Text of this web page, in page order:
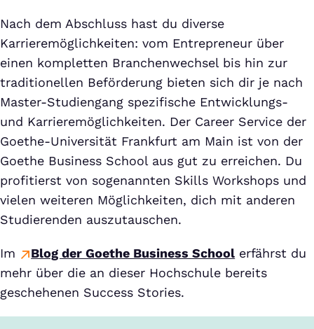
Nach dem Abschluss hast du diverse
Karrieremöglichkeiten: vom Entrepreneur über
einen kompletten Branchenwechsel bis hin zur
traditionellen Beförderung bieten sich dir je nach
Master-Studiengang spezifische Entwicklungs-
und Karrieremöglichkeiten. Der Career Service der
Goethe-Universität Frankfurt am Main ist von der
Goethe Business School aus gut zu erreichen. Du
profitierst von sogenannten Skills Workshops und
vielen weiteren Möglichkeiten, dich mit anderen
Studierenden auszutauschen.
Im Blog der Goethe Business School erfährst du
mehr über die an dieser Hochschule bereits
geschehenen Success Stories.